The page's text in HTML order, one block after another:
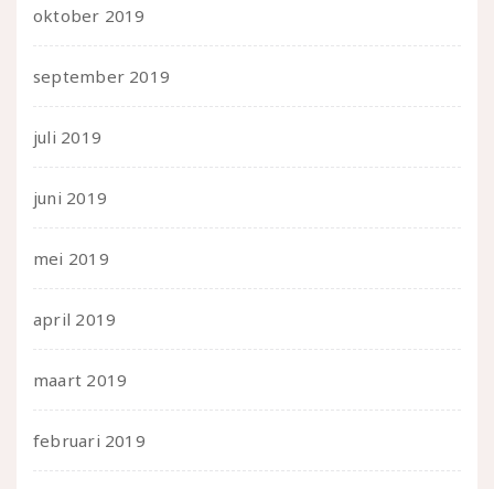
oktober 2019
september 2019
juli 2019
juni 2019
mei 2019
april 2019
maart 2019
februari 2019